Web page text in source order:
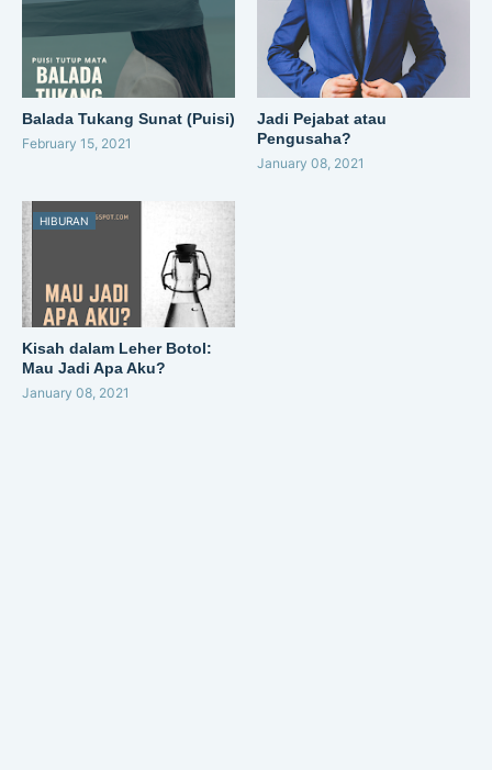
Balada Tukang Sunat (Puisi)
February 15, 2021
Jadi Pejabat atau
Pengusaha?
January 08, 2021
HIBURAN
Kisah dalam Leher Botol:
Mau Jadi Apa Aku?
January 08, 2021